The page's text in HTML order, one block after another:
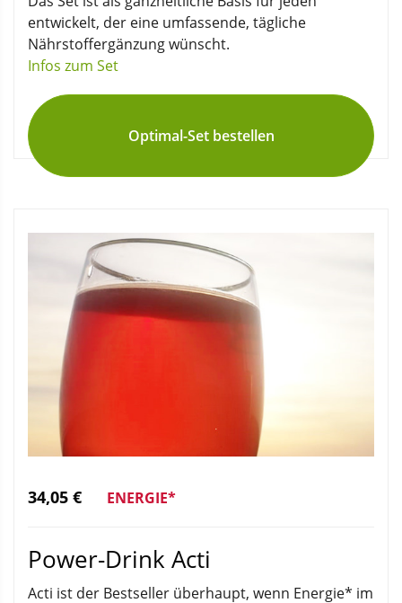
entwickelt, der eine umfassende, tägliche
Nährstoffergänzung wünscht.
Infos zum Set
Optimal-Set bestellen
34,05 € ENERGIE*
Power-Drink Acti
Acti ist der Bestseller überhaupt, wenn Energie* im